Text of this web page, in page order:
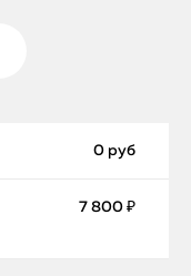
0 руб
7 800 ₽